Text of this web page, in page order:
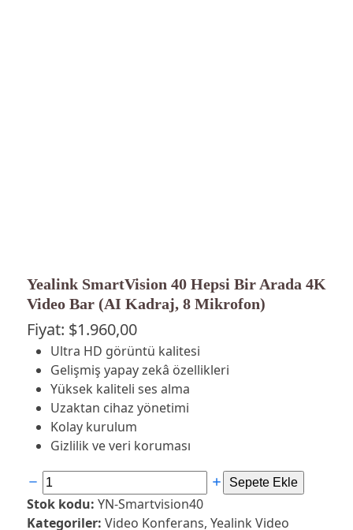
Yealink SmartVision 40 Hepsi Bir Arada 4K
Video Bar (AI Kadraj, 8 Mikrofon)
Fiyat: $1.960,00
Ultra HD görüntü kalitesi
Gelişmiş yapay zekâ özellikleri
Yüksek kaliteli ses alma
Uzaktan cihaz yönetimi
Kolay kurulum
Gizlilik ve veri koruması
Yealink
SmartVision
40
Sepete Ekle
Stok kodu: YN-Smartvision40
Kategoriler: Video Konferans, Yealink Video